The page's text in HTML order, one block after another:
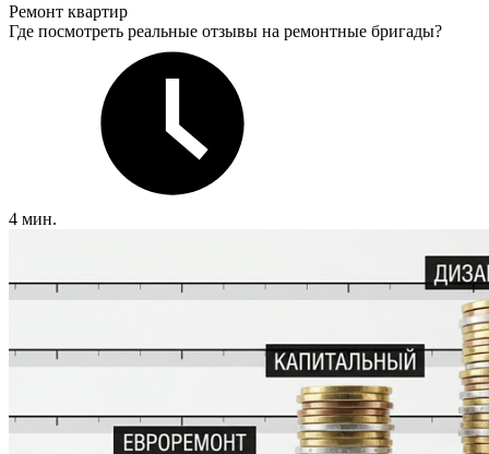
Ремонт квартир
Где посмотреть реальные отзывы на ремонтные бригады?
4 мин.